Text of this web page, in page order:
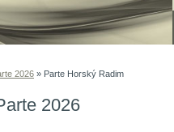
2026 » Parte Horský Radim
2026